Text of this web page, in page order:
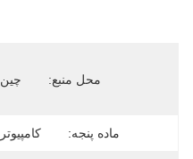
محل منبع: چین
ماده پنجه: کامپیوتر